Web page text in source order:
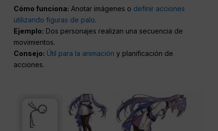
Cómo funciona: Anotar imágenes o definir acciones
utilizando figuras de palo.
Ejemplo: Dos personajes realizan una secuencia de
movimientos.
Consejo: Útil para la animación y planificación de
acciones.